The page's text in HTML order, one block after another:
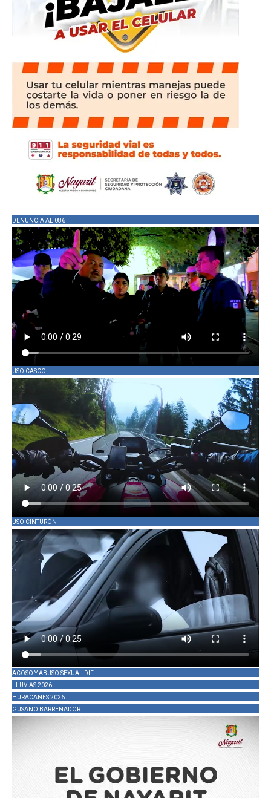
DENUNCIA AL 086
USO CASCO
USO CINTURÓN
ACOSO Y ABUSO SEXUAL DIF
LLUVIAS 2026
HURACANES 2026
GUSANO BARRENADOR